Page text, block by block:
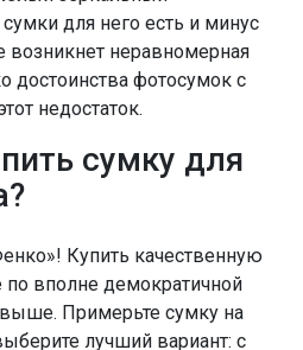
сумки для него есть и минус
возникнет неравномерная
достоинства фотосумок с
недостаток.
сумку для
Купить качественную
вполне демократичной
Примерьте сумку на
лучший вариант: с